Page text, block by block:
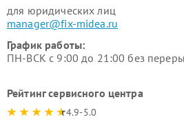
для юридических лиц
manager@fix-midea.ru
График работы:
ПН-ВСК с 9:00 до 21:00 без
Рейтинг сервисного центра
4.9-5.0